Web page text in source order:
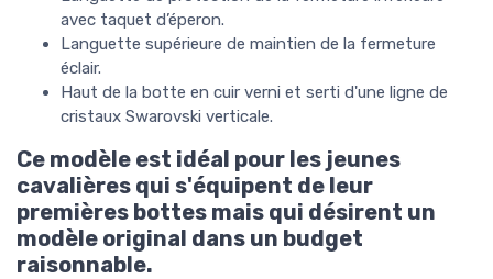
avec taquet d’éperon.
Languette supérieure de maintien de la fermeture
éclair.
Haut de la botte en cuir verni et serti d'une ligne de
cristaux Swarovski verticale.
Ce modèle est idéal pour les jeunes
cavalières qui s'équipent de leur
premières bottes mais qui désirent un
modèle original dans un budget
raisonnable.